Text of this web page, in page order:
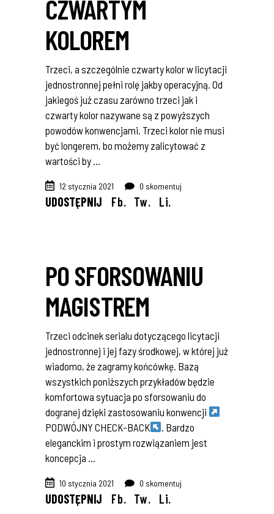
CZWARTYM
KOLOREM
Trzeci, a szczególnie czwarty kolor w licytacji
jednostronnej pełni rolę jakby operacyjną. Od
jakiegoś już czasu zarówno trzeci jak i
czwarty kolor nazywane są z powyższych
powodów konwencjami. Trzeci kolor nie musi
być longerem, bo możemy zalicytować z
wartości by
12 stycznia 2021 0 skomentuj
UDOSTĘPNIJ Fb. Tw. Li.
PO SFORSOWANIU
MAGISTREM
Trzeci odcinek serialu dotyczącego licytacji
jednostronnej i jej fazy środkowej, w której już
wiadomo, że zagramy końcówkę. Bazą
wszystkich poniższych przykładów będzie
komfortowa sytuacja po sforsowaniu do
dogranej dzięki zastosowaniu konwencji
PODWÓJNY CHECK-BACK
. Bardzo
eleganckim i prostym rozwiązaniem jest
koncepcja
10 stycznia 2021 0 skomentuj
UDOSTĘPNIJ Fb. Tw. Li.